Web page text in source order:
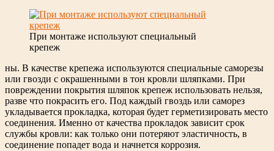
При монтаже используют специальный
крепеж
ны. В качестве крепежа используются специальные саморезы
или гвозди с окрашенными в тон кровли шляпками. При
повреждении покрытия шляпок крепеж использовать нельзя,
разве что покрасить его. Под каждый гвоздь или саморез
укладывается прокладка, которая будет герметизировать место
соединения. Именно от качества прокладок зависит срок
службы кровли: как только они потеряют эластичность, в
соединение попадет вода и начнется коррозия.